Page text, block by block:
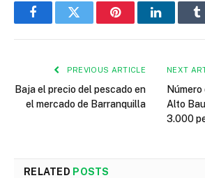
FacebookTwitter PinterestLinkedIn
PREVIOUS ARTICLE
Baja el precio del pescado en
el mercado de Barranquilla
NEXT
Alto
3.000
RELATED POSTS